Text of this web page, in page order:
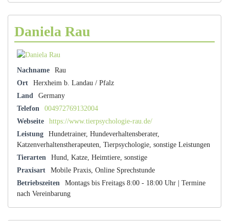
Daniela Rau
Nachname
Rau
Ort
Herxheim b. Landau / Pfalz
Land
Germany
Telefon
004972769132004
Webseite
https://www.tierpsychologie-rau.de/
Leistung
Hundetrainer, Hundeverhaltensberater,
Katzenverhaltenstherapeuten, Tierpsychologie, sonstige Leistungen
Tierarten
Hund, Katze, Heimtiere, sonstige
Praxisart
Mobile Praxis, Online Sprechstunde
Betriebszeiten
Montags bis Freitags 8:00 - 18:00 Uhr | Termine
nach Vereinbarung